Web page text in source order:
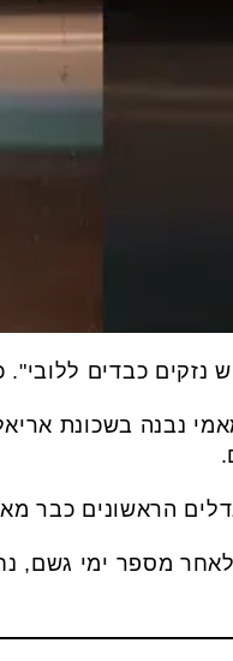
נזקים כבדים
הראשונים כבר
לאחר מספר ימי גשם,